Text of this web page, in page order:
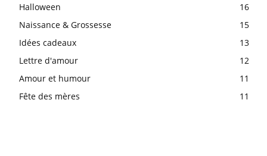
Halloween
16
Naissance & Grossesse
15
Idées cadeaux
13
Lettre d'amour
12
Amour et humour
11
Fête des mères
11